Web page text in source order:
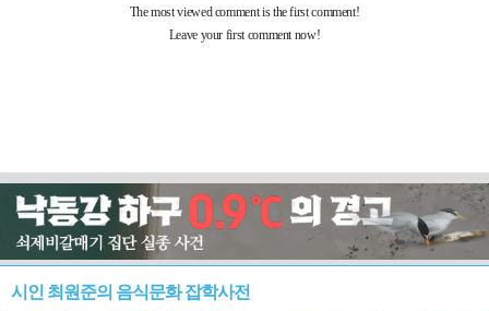
시인 최원준의 음식문화 잡학사전